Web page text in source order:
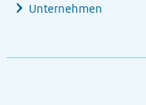
Unternehmen